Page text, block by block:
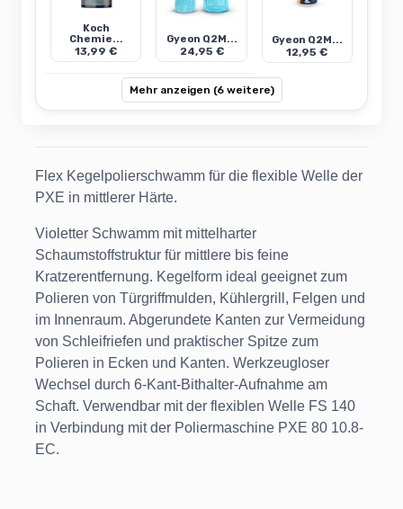
Koch
Chemie...
13,99 €
Gyeon Q2M...
24,95 €
Gyeon Q2M...
12,95 €
Mehr anzeigen (6 weitere)
Flex Kegelpolierschwamm für die flexible Welle der
PXE in mittlerer Härte.
Violetter Schwamm mit mittelharter
Schaumstoffstruktur für mittlere bis feine
Kratzerentfernung. Kegelform ideal geeignet zum
Polieren von Türgriffmulden, Kühlergrill, Felgen und
im Innenraum. Abgerundete Kanten zur Vermeidung
von Schleifriefen und praktischer Spitze zum
Polieren in Ecken und Kanten. Werkzeugloser
Wechsel durch 6-Kant-Bithalter-Aufnahme am
Schaft. Verwendbar mit der flexiblen Welle FS 140
in Verbindung mit der Poliermaschine PXE 80 10.8-
EC.